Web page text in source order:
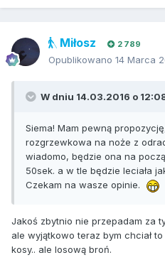
Miłosz 2 789
Opublikowano 14 Marca
W dniu 14.03.2016 o
Siema! Mam pewną
rozgrzewkowa na noże z
wiadomo, będzie ona na
50sek. a w tle będzie leciała
Czekam na wasze opinie.
Jakoś zbytnio nie przepadam za
ale wyjątkowo teraz bym chciał
kosy.. ale losową broń.